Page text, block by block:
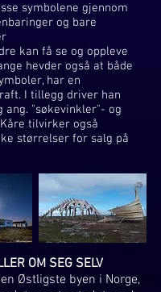
symbolene gjennom
og bare
kan få se og oppleve
hevder også at både
har en
I tillegg driver han
ang. "søkevinkler"- og
tilvirker også
størrelser for salg på
OM SEG SELV
Østligste byen i Norge,